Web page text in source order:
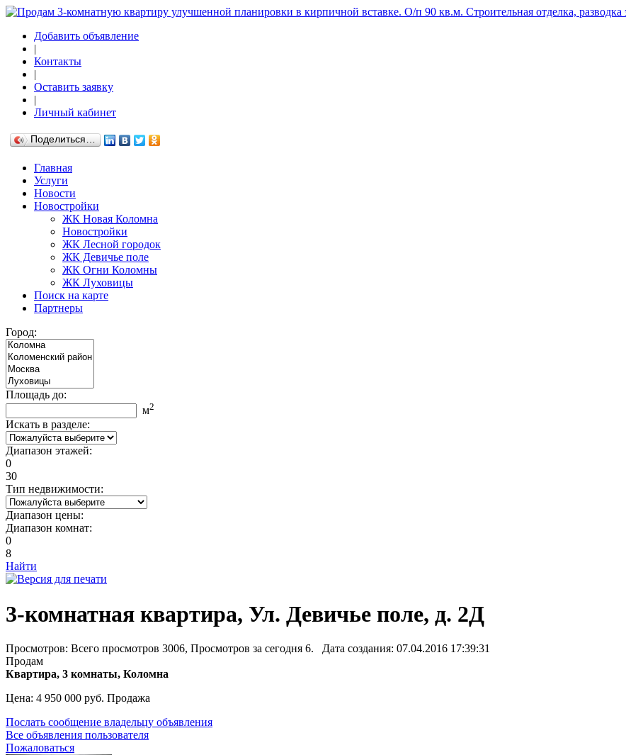
Добавить объявление
|
Контакты
|
Оставить заявку
|
Личный кабинет
Поделиться…
Главная
Услуги
Новости
Новостройки
ЖК Новая Коломна
Новостройки
ЖК Лесной городок
ЖК Девичье поле
ЖК Огни Коломны
ЖК Луховицы
Поиск на карте
Партнеры
Город:
Площадь до:
м2
Искать в разделе:
Диапазон этажей:
0
30
Тип недвижимости:
Диапазон цены:
Диапазон комнат:
0
8
Найти
3-комнатная квартира, Ул. Девичье поле, д. 2Д
Просмотров: Всего просмотров 3006, Просмотров за сегодня 6. Дата создания: 07.04.2016 17:39:31
Продам
Квартира, 3 комнаты, Коломна
Цена: 4 950 000 руб. Продажа
Послать сообщение владельцу объявления
Все объявления пользователя
Пожаловаться